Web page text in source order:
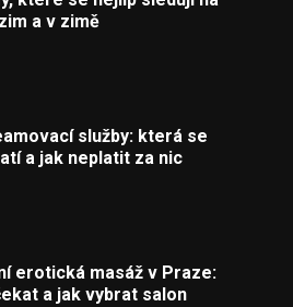
a v zimě
služby: která se
a jak neplatit za nic
erotická masáž v Praze:
a jak vybrat salon